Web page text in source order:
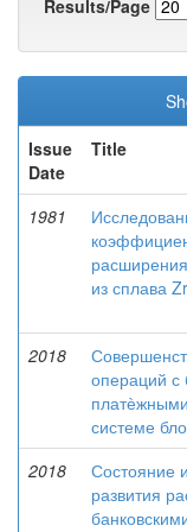
Results/Page
Issue
Date
Title
1981
из сплава
2018
операций с
системе
2018
Состояние
развития